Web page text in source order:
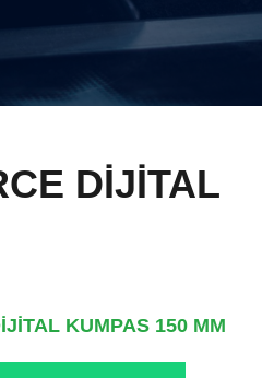
DİJİTAL
KUMPAS 150 MM